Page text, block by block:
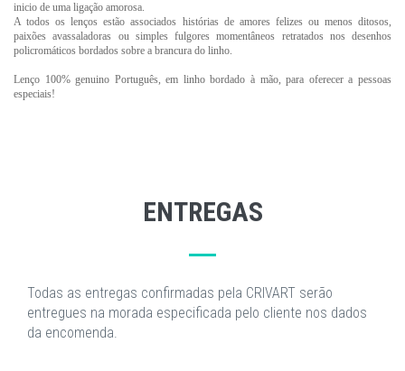
inicio de uma ligação amorosa.
A todos os lenços estão associados histórias de amores felizes ou menos ditosos,
paixões avassaladoras ou simples fulgores momentâneos retratados nos desenhos
policromáticos bordados sobre a brancura do linho.
Lenço 100% genuino Português, em linho bordado à mão, para oferecer a pessoas
especiais!
ENTREGAS
Todas as entregas confirmadas pela CRIVART serão
entregues na morada especificada pelo cliente nos dados
da encomenda.